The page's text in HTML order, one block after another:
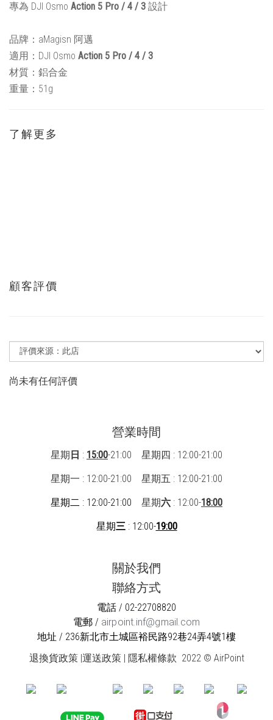
專為 DJI Osmo Action 5 Pro / 4 / 3 設計
品牌：aMagisn 阿邁
適用：DJI Osmo Action 5 Pro / 4 / 3
材質：鋁合金
重量：51g
了解更多
顧客評價
尚未有任何評價
營業時間
星期 日 : 15:00-21:00 星期四 : 12:00-21:00
星期一 : 12:00-21:00 星期五 : 12:00-21:00
星期二 : 12:00-21:00 星期六 : 12:00-18:00
星期三: 12:00-19:00
關於我們
聯絡方式
電話 / 02-22708820
電郵 / airpoint.inf@gmail.com
地址 / 236新北市土城區裕民路92巷24弄4號1樓
退換貨政策|運送政策| 隱私權條款 2022 © AirPoint